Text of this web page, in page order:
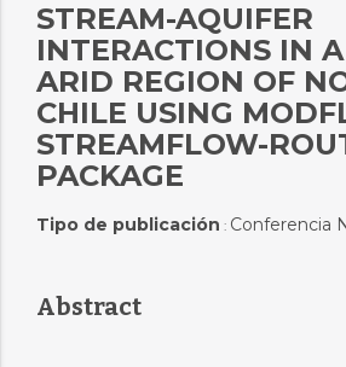
STREAM-AQUIFER
INTERACTIONS IN
ARID REGION OF
CHILE USING
STREAMFLOW-
PACKAGE
Tipo de publicación : Conferencia
Abstract